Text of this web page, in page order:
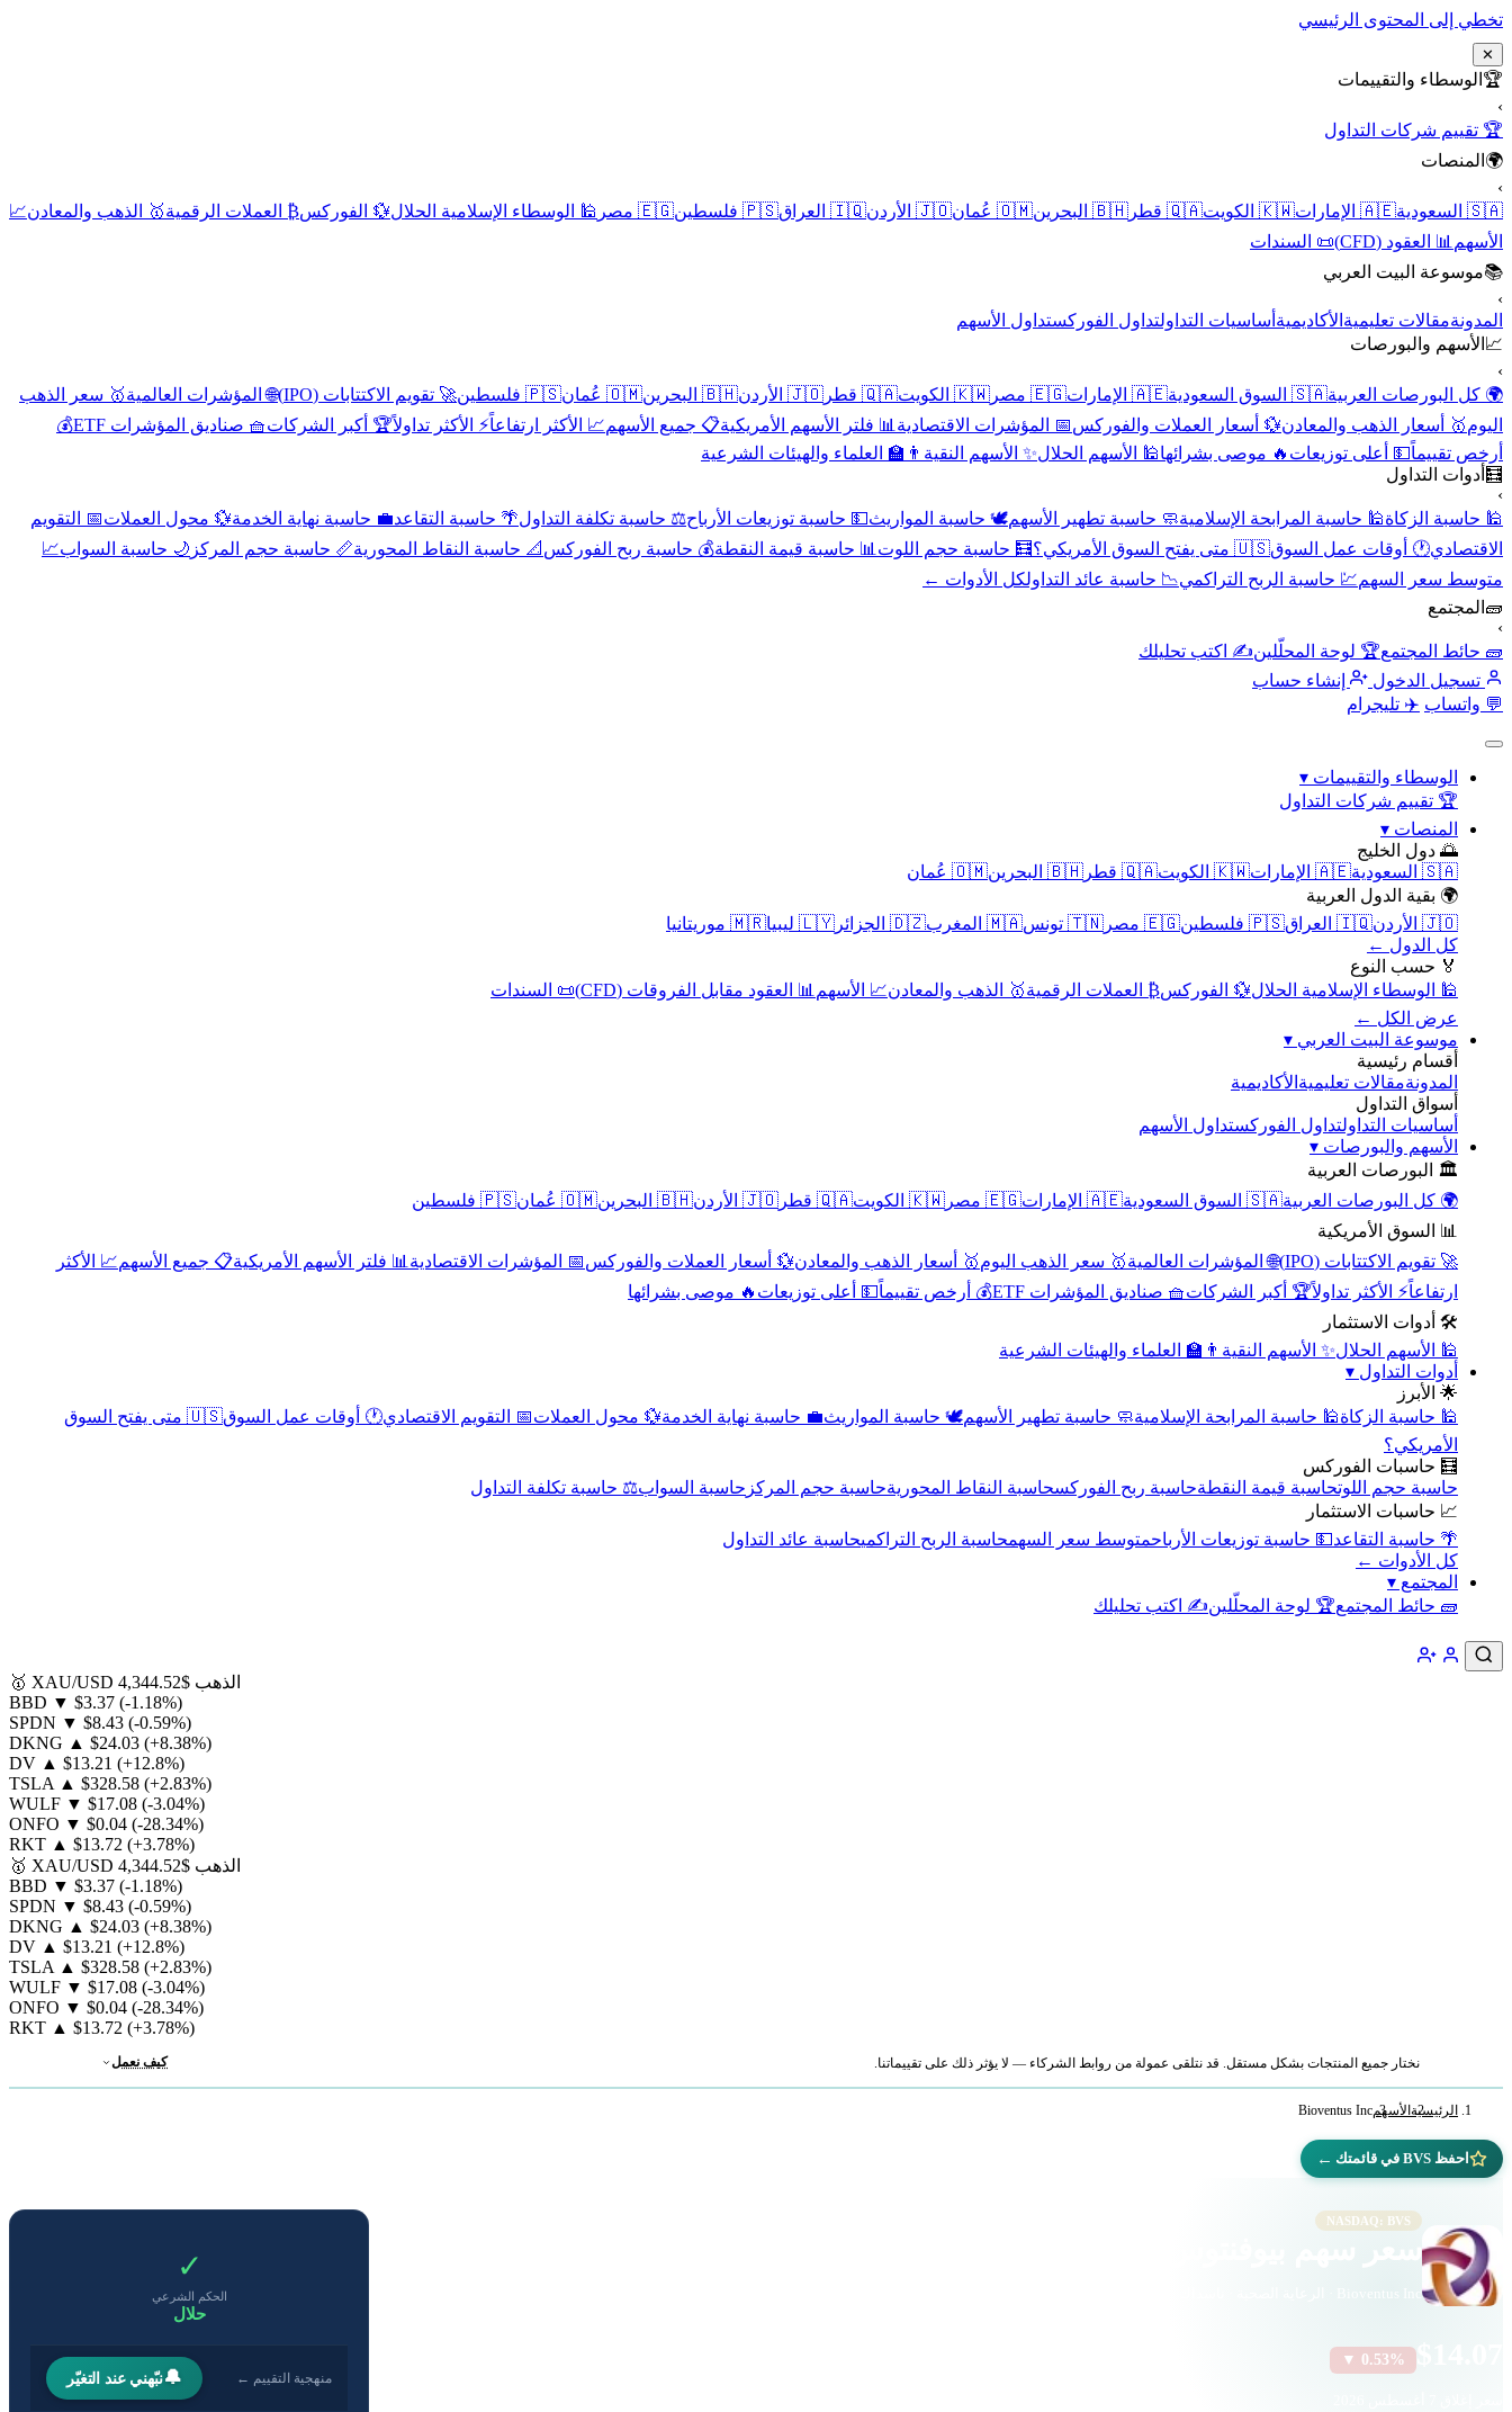
تخطي إلى المحتوى الرئيسي
✕
🏆 الوسطاء والتقييمات
›
🏆 تقييم شركات التداول
🌍 المنصات
›
🇸🇦 السعودية
🇦🇪 الإمارات 🇰🇼 الكويت 🇶🇦 قطر 🇧🇭 البحرين 🇴🇲 عُمان 🇯🇴 الأردن 🇮🇶 العراق 🇵🇸 فلسطين 🇪🇬 مصر 🕌 الوسطاء الإسلامية الحلال💱 الفوركس₿ العملات الرقمية🥇 الذهب والمعادن📈
الأسهم 📊 العقود (CFD)
📜 السندات
📚موسوعة البيت العربي
›
المدونةمقالات تعليمية الأكاديمية أساسيات التداولتداول الفوركستداول الأسهم
📈 الأسهم والبورصات
›
🌍 كل البورصات العربية🇸🇦 السوق السعودية 🇦🇪 الإمارات 🇪🇬 مصر 🇰🇼 الكويت 🇶🇦 قطر 🇯🇴 الأردن 🇧🇭 البحرين 🇴🇲 عُمان 🇵🇸 فلسطين 🚀 تقويم الاكتتابات (IPO) 🌐 المؤشرات العالمية🥇 سعر الذهب
اليوم🥇 أسعار الذهب والمعادن💱 أسعار العملات والفوركس📅 المؤشرات الاقتصادية 📊 فلتر الأسهم الأمريكية📋 جميع الأسهم📈 الأكثر ارتفاعاً⚡ الأكثر تداولاً🏆 أكبر الشركات🧺 صناديق المؤشرات ETF
💰
أرخص تقييماً💵 أعلى توزيعات 🔥 موصى بشرائها🕌 الأسهم الحلال✨ الأسهم النقية 👨‍🏫 العلماء والهيئات الشرعية
🧮 أدوات التداول
›
🕌 حاسبة الزكاة🕌 حاسبة المرابحة الإسلامية🧼 حاسبة تطهير الأسهم🕊️ حاسبة المواريث💵 حاسبة توزيعات الأرباح⚖️ حاسبة تكلفة التداول🌴 حاسبة التقاعد💼 حاسبة نهاية الخدمة💱 محول العملات📅 التقويم
الاقتصادي🕐 أوقات عمل السوق🇺🇸 متى يفتح السوق الأمريكي؟ 🧮 حاسبة حجم اللوت 📊 حاسبة قيمة النقطة💰 حاسبة ربح الفوركس 📐 حاسبة النقاط المحورية📏 حاسبة حجم المركز 🌙 حاسبة السواب📈
متوسط سعر السهم💹 حاسبة الربح التراكمي📉 حاسبة عائد التداولكل الأدوات ←
🧱 المجتمع
›
🧱 حائط المجتمع🏆 لوحة المحلّلين✍️ اكتب تحليلك
تسجيل الدخول
إنشاء حساب
💬 واتساب ✈️ تليجرام
الوسطاء والتقييمات ▾
🏆 تقييم شركات التداول
المنصات ▾
🌅 دول الخليج
🇸🇦 السعودية
🇦🇪 الإمارات 🇰🇼 الكويت 🇶🇦 قطر 🇧🇭 البحرين
🇴🇲 عُمان
🌍 بقية الدول العربية
🇯🇴 الأردن
🇮🇶 العراق 🇵🇸 فلسطين 🇪🇬 مصر 🇹🇳 تونس 🇲🇦 المغرب 🇩🇿 الجزائر 🇱🇾 ليبيا
🇲🇷 موريتانيا
كل الدول ←
🏅 حسب النوع
🕌 الوسطاء الإسلامية الحلال💱 الفوركس₿ العملات الرقمية🥇 الذهب والمعادن📈 الأسهم 📊 العقود مقابل الفروقات (CFD)
📜 السندات
عرض الكل ←
موسوعة البيت العربي ▾
أقسام رئيسية
المدونةمقالات تعليمية الأكاديمية
أسواق التداول
أساسيات التداولتداول الفوركستداول الأسهم
الأسهم والبورصات ▾
🏛️ البورصات العربية
🌍 كل البورصات العربية🇸🇦 السوق السعودية 🇦🇪 الإمارات 🇪🇬 مصر 🇰🇼 الكويت 🇶🇦 قطر 🇯🇴 الأردن 🇧🇭 البحرين 🇴🇲 عُمان
🇵🇸 فلسطين
📊 السوق الأمريكية
🚀 تقويم الاكتتابات (IPO)
🌐 المؤشرات العالمية🥇 سعر الذهب اليوم🥇 أسعار الذهب والمعادن💱 أسعار العملات والفوركس📅 المؤشرات الاقتصادية 📊 فلتر الأسهم الأمريكية📋 جميع الأسهم📈 الأكثر
ارتفاعاً⚡ الأكثر تداولاً🏆 أكبر الشركات🧺 صناديق المؤشرات ETF 💰 أرخص تقييماً💵 أعلى توزيعات 🔥 موصى بشرائها
🛠️ أدوات الاستثمار
🕌 الأسهم الحلال✨ الأسهم النقية 👨‍🏫 العلماء والهيئات الشرعية
أدوات التداول ▾
🌟 الأبرز
🕌 حاسبة الزكاة🕌 حاسبة المرابحة الإسلامية🧼 حاسبة تطهير الأسهم🕊️ حاسبة المواريث💼 حاسبة نهاية الخدمة💱 محول العملات📅 التقويم الاقتصادي🕐 أوقات عمل السوق
🇺🇸 متى يفتح السوق
الأمريكي؟
🧮 حاسبات الفوركس
حاسبة حجم اللوتحاسبة قيمة النقطةحاسبة ربح الفوركسحاسبة النقاط المحوريةحاسبة حجم المركز حاسبة السواب⚖️ حاسبة تكلفة التداول
📈 حاسبات الاستثمار
🌴 حاسبة التقاعد💵 حاسبة توزيعات الأرباحمتوسط سعر السهمحاسبة الربح التراكميحاسبة عائد التداول
كل الأدوات ←
المجتمع ▾
🧱 حائط المجتمع🏆 لوحة المحلّلين✍️ اكتب تحليلك
🥇 XAU/USD الذهب $4,344.52
BBD ▼ $3.37 (-1.18%)
SPDN ▼ $8.43 (-0.59%)
DKNG ▲ $24.03 (+8.38%)
DV ▲ $13.21 (+12.8%)
TSLA ▲ $328.58 (+2.83%)
WULF ▼ $17.08 (-3.04%)
ONFO ▼ $0.04 (-28.34%)
RKT ▲ $13.72 (+3.78%)
🥇 XAU/USD الذهب $4,344.52
BBD ▼ $3.37 (-1.18%)
SPDN ▼ $8.43 (-0.59%)
DKNG ▲ $24.03 (+8.38%)
DV ▲ $13.21 (+12.8%)
TSLA ▲ $328.58 (+2.83%)
WULF ▼ $17.08 (-3.04%)
ONFO ▼ $0.04 (-28.34%)
RKT ▲ $13.72 (+3.78%)
نختار جميع المنتجات بشكل مستقل. قد نتلقى عمولة من روابط الشركاء — لا يؤثر ذلك على تقييماتنا. كيف نعمل
الرئيسية الأسهمBioventus Inc
احفظ BVS في قائمتك ←
NASDAQ: BVS
Bioventus Inc · الرعاية الصحية · ناسداك
▼ 0.53%
✓
الحكم الشرعي
حلال
منهجية التقييم ← 🔔نبّهني عند التغيّر